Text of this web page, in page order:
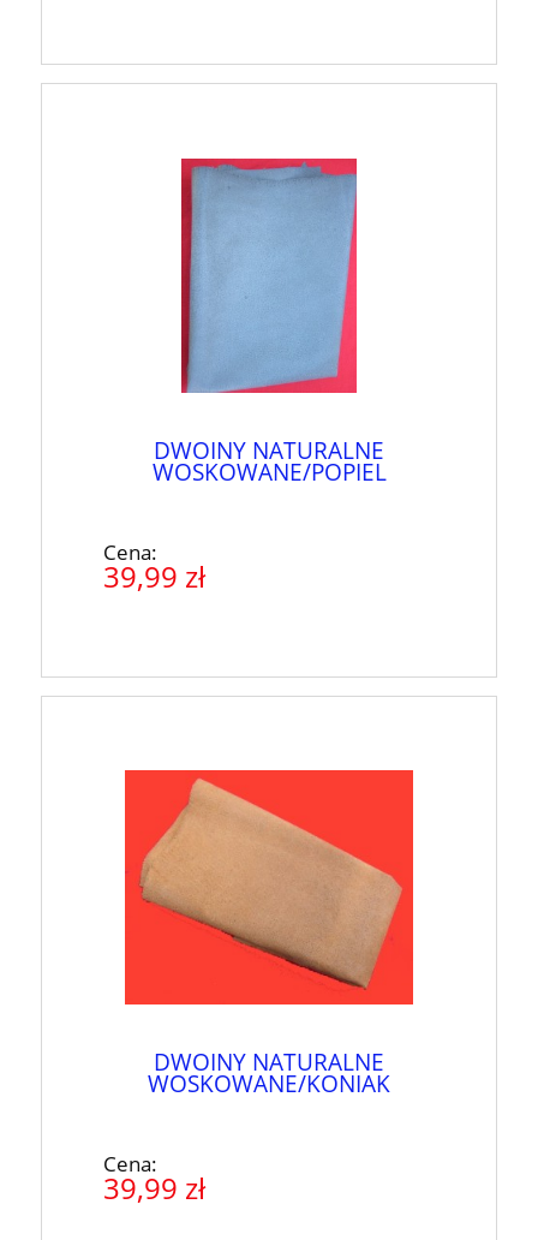
DWOINY NATURALNE
WOSKOWANE/POPIEL
Cena:
39,99 zł
DWOINY NATURALNE
WOSKOWANE/KONIAK
Cena:
39,99 zł